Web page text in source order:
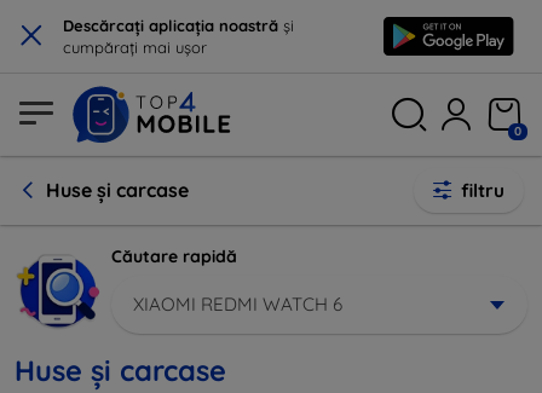
× Descărcați aplicația noastră și
cumpărați mai ușor
0
Huse și carcase filtru
Căutare rapidă
XIAOMI REDMI WATCH 6
Huse și carcase